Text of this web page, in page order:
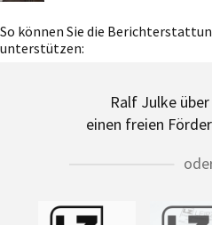
So können Sie die
unterstützen:
Ralf Julke über
einen freien